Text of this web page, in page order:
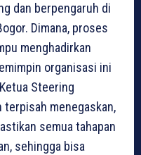
dan berpengaruh di
Dimana, proses
menghadirkan
organisasi ini
Steering
terpisah menegaskan,
semua tahapan
sehingga bisa